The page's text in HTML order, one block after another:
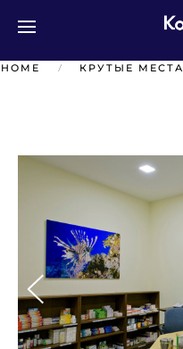
HOME КРУТЫЕ МЕСТА